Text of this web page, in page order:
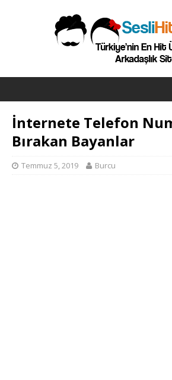
İnternete Telefon
Bırakan Bayanlar
Temmuz 5, 2019 Burcu